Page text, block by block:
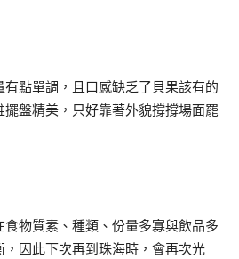
點單調，且口感缺乏了貝果該有的
盤精美，只好靠著外貌撐撐場面罷
物質素、種類、份量多寡與飲品多
因此下次再到珠海時，會再次光